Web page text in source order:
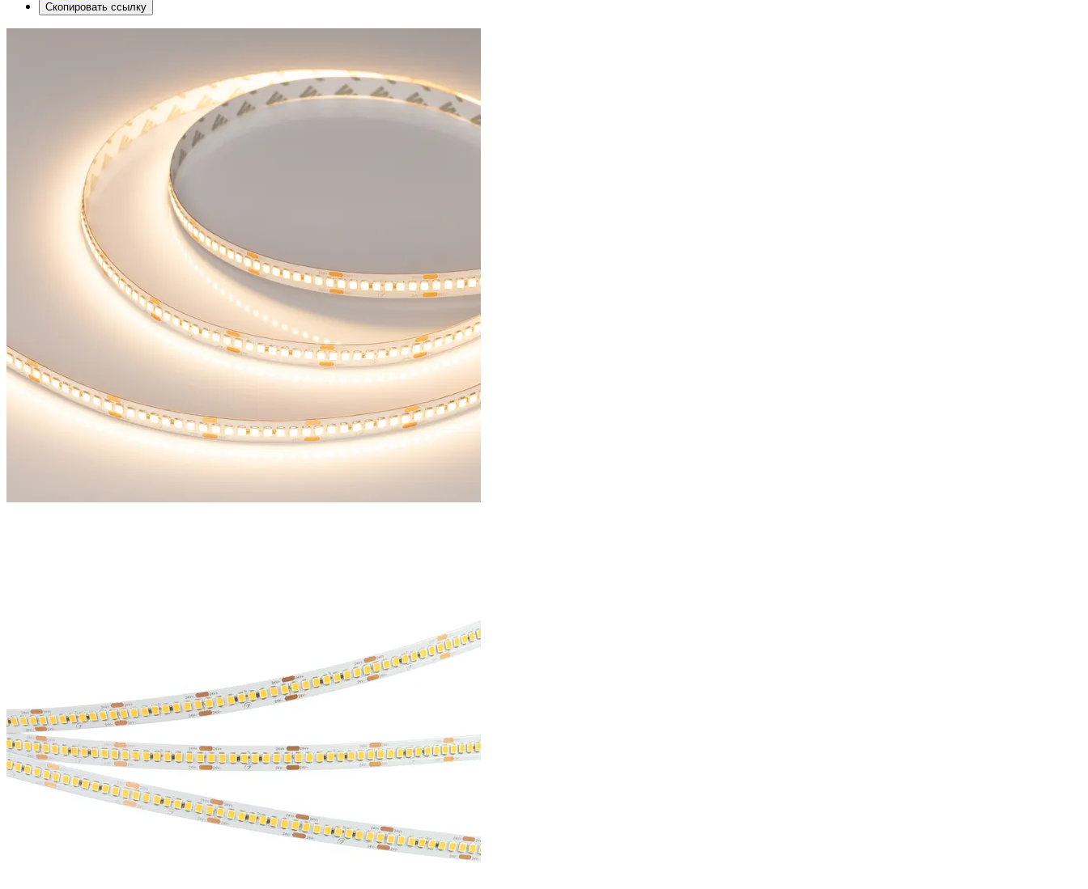
Скопировать ссылку